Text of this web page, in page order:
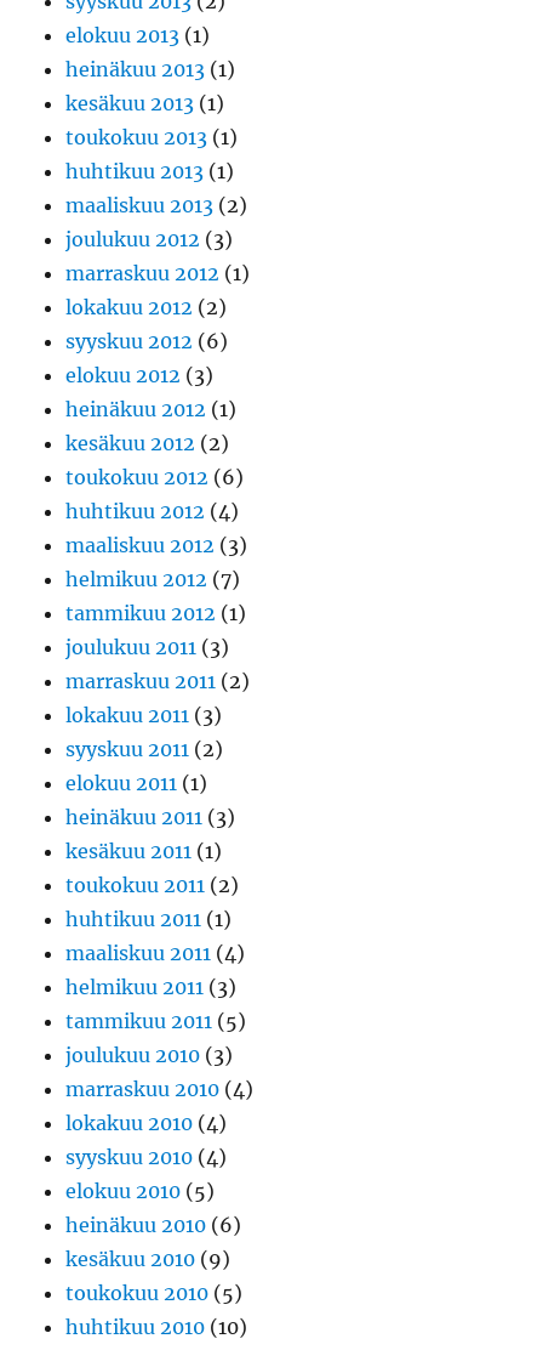
elokuu 2013 (1)
heinäkuu 2013 (1)
kesäkuu 2013 (1)
toukokuu 2013 (1)
huhtikuu 2013 (1)
maaliskuu 2013 (2)
joulukuu 2012 (3)
marraskuu 2012 (1)
lokakuu 2012 (2)
syyskuu 2012 (6)
elokuu 2012 (3)
heinäkuu 2012 (1)
kesäkuu 2012 (2)
toukokuu 2012 (6)
huhtikuu 2012 (4)
maaliskuu 2012 (3)
helmikuu 2012 (7)
tammikuu 2012 (1)
joulukuu 2011 (3)
marraskuu 2011 (2)
lokakuu 2011 (3)
syyskuu 2011 (2)
elokuu 2011 (1)
heinäkuu 2011 (3)
kesäkuu 2011 (1)
toukokuu 2011 (2)
huhtikuu 2011 (1)
maaliskuu 2011 (4)
helmikuu 2011 (3)
tammikuu 2011 (5)
joulukuu 2010 (3)
marraskuu 2010 (4)
lokakuu 2010 (4)
syyskuu 2010 (4)
elokuu 2010 (5)
heinäkuu 2010 (6)
kesäkuu 2010 (9)
toukokuu 2010 (5)
huhtikuu 2010 (10)